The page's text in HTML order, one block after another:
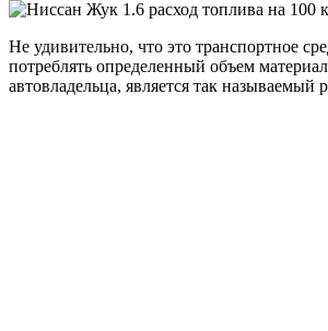
Не удивительно, что это транспортное
потреблять определенный объем
автовладельца, является так называемый